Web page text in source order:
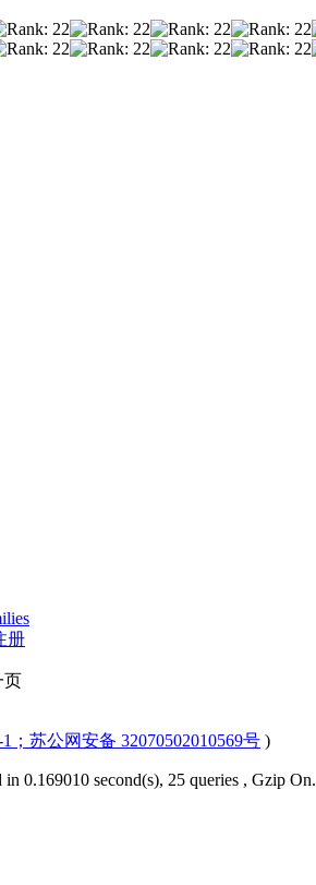
册
页
；苏公网安备 32070502010569号 )
in 0.169010 second(s), 25 queries , Gzip On.